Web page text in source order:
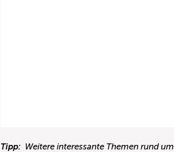
Tipp: Weitere interessante Themen rund